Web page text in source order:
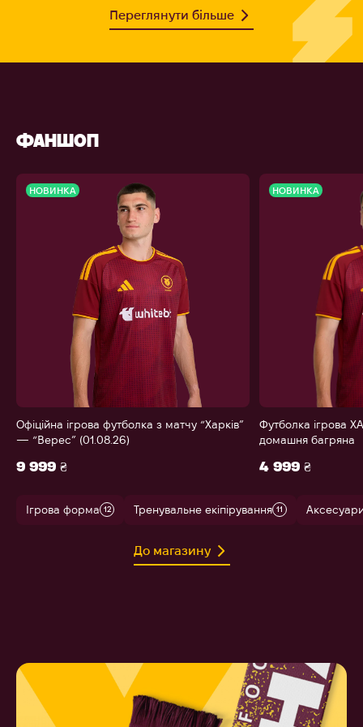
Переглянути більше
ФАНШОП
НОВИНКА
Офіційна ігрова футболка з матчу “Харків”
— “Верес” (01.08.26)
9 999 ₴
НОВИНКА
Футболка ігрова
домашня багряна
4 999 ₴
Ігрова форма 12 Тренувальне екіпірування 11
До магазину